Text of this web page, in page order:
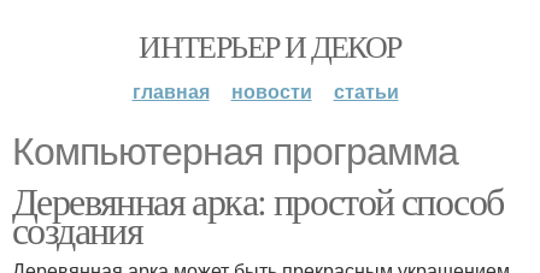
ИНТЕРЬЕР И ДЕКОР
главная новости статьи
Компьютерная программа
Деревянная арка: простой способ
создания